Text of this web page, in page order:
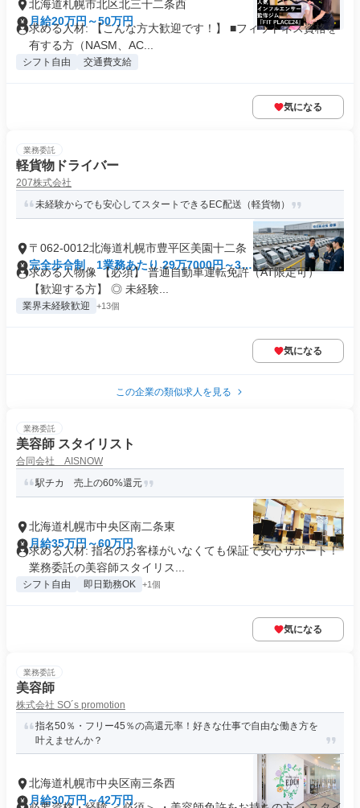
北海道札幌市北区北三十二条西
月給20万円～50万円
求める人材: 【こんな方大歓迎です！】 ■フィットネス資格を
有する方（NASM、AC...
シフト自由 交通費支給
気になる
業務委託
軽貨物ドライバー
207株式会社
未経験からでも安心してスタートできるEC配送（軽貨物）
〒062-0012北海道札幌市豊平区美園十二条
完全歩合制 1業務あたり 29万7000円～36
万3000円（15,000円（税込）/日 -1分）
求める人物像 【必須】 普通自動車運転免許（AT限定可）
【歓迎する方】 ◎ 未経験...
業界未経験歓迎 +13個
気になる
この企業の類似求人を見る
業務委託
美容師 スタイリスト
合同会社 AISNOW
駅チカ 売上の60%還元
北海道札幌市中央区南二条東
月給35万円～60万円
求める人材: 指名のお客様がいなくても保証で安心サポート！
業務委託の美容師スタイリス...
シフト自由 即日勤務OK +1個
気になる
業務委託
美容師
株式会社 SO´s promotion
指名50％・フリー45％の高還元率！好きな仕事で自由な働き方を
叶えませんか？
北海道札幌市中央区南三条西
月給30万円～42万円